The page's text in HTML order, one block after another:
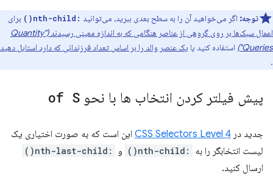
توجه: اگر می‌خواهید آن را به سطح بعدی ببرید، می‌توانید :nth-child()
برای
اعمال سبک‌ها بر روی گروهی از عناصر هنگامی که به اندازه معینی رسیدند ("Quantity
Queries")
استفاده کنید یا یک عنصر والد را بر اساس تعداد فرزندانی که دارد استایل دهید
.
پیش فیلتر کردن انتخاب ها با نحو of S
جدید در CSS Selectors Level 4 این است که به صورت اختیاری یک
لیست انتخابگر را به
:nth-child() و :nth-last-child()
ارسال کنید.